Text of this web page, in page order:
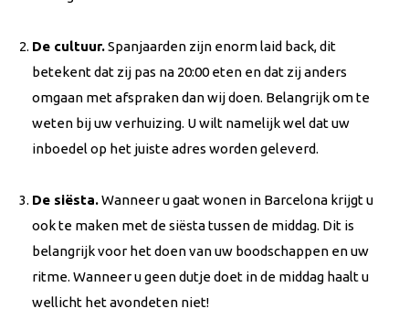
De cultuur.Spanjaarden zijn enorm laid back, dit
betekent dat zij pas na 20:00 eten en dat zij anders
omgaan met afspraken dan wij doen. Belangrijk om te
weten bij uw verhuizing. U wilt namelijk wel dat uw
inboedel op het juiste adres worden geleverd.
De siësta.Wanneer u gaat wonen in Barcelona krijgt u
ook te maken met de siësta tussen de middag. Dit is
belangrijk voor het doen van uw boodschappen en uw
ritme. Wanneer u geen dutje doet in de middag haalt u
wellicht het avondeten niet!